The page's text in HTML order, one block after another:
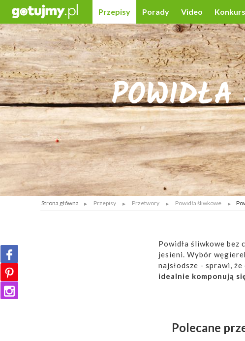
Przepisy Porady Video
Strona główna Przepisy Przetwory Powidła śliwkowe
Powidła śliwkowe bez
jesieni. Wybór
najsłodsze - sprawi,
idealnie komponują
Polecane